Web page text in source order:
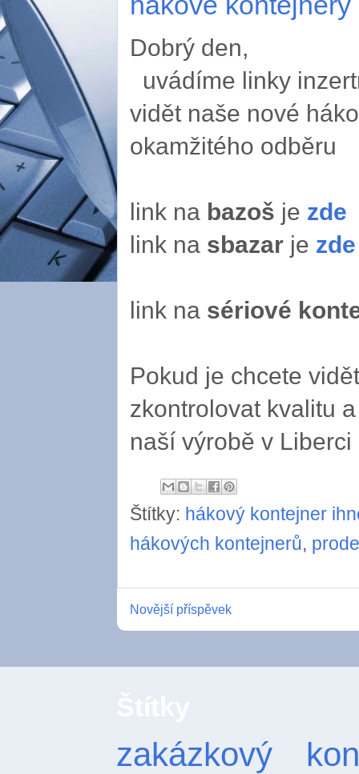
Dobrý den,
uvádíme linky
vidět naše nové
okamžitého odběru
link na bazoš je zde
link na sbazar je zde
link na sériové
Pokud je chcete
zkontrolovat kvalitu
naší výrobě v Liberci
Štítky: hákový kontejner
hákových kontejnerů,
Novější příspěvek
zakázkový